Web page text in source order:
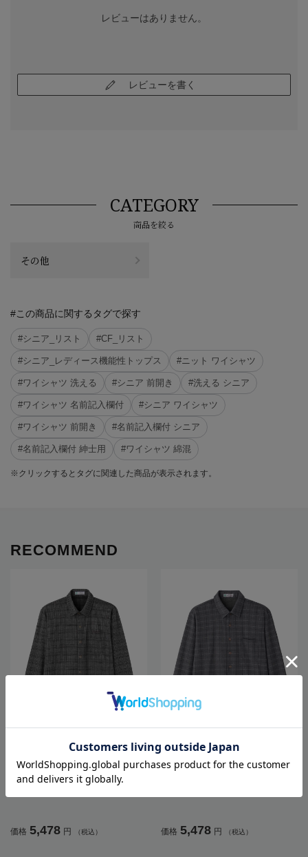
レビューはありません。
レビューを書く
CATEGORY
商品を絞る
その他
#この商品に関するタグで探す
#シニア_リスト #CF_リスト
#シニア_レディース機能性トップス #ニット ワイシャツ
#ワイシャツ 洗える #シニア 前開き #洗える シニア
#ワイシャツ 名前記入欄付 #シニア ワイシャツ
#ワイシャツ 前開き #名前記入欄付 シニア
#名前記入欄付 紳士用 #ワイシャツ 綿混
※クリックするとタグに関連した商品が表示されます。
RECOMMEND
【前開き】【秋冬】裏起毛ワンタッ
で洗える／ギフト／プレゼント【C
価格 5,478 円 （税込）
しゃれ／お出かけ／ギフト／プレゼ
価格 5,478 円 （税込）